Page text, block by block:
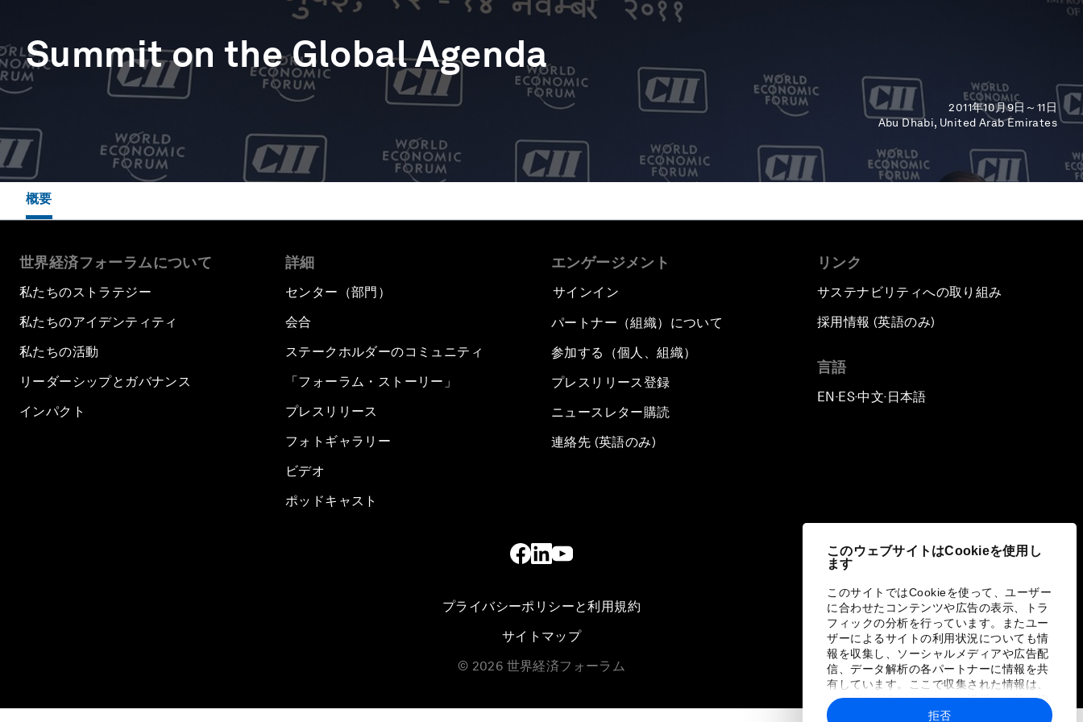
このウェブサイトはCookieを使用し
ます
このサイトではCookieを使って、ユーザー
に合わせたコンテンツや広告の表示、トラ
フィックの分析を行っています。またユー
ザーによるサイトの利用状況についても情
報を収集し、ソーシャルメディアや広告配
信、データ解析の各パートナーに情報を共
有しています。ここで収集された情報は、
ユーザーが各パートナーに提供した他の情
報や各パートナーのサービスを使用した際
拒否
Summit on the Global Agenda
2011年10月9日～11日
Abu Dhabi, United Arab Emirates
概要
世界経済フォーラムについて
私たちのストラテジー
私たちのアイデンティティ
私たちの活動
リーダーシップとガバナンス
インパクト
詳細
センター（部門）
会合
ステークホルダーのコミュニティ
「フォーラム・ストーリー」
プレスリリース
フォトギャラリー
ビデオ
ポッドキャスト
エンゲージメント
サインイン
パートナー（組織）について
参加する（個人、組織）
プレスリリース登録
ニュースレター購読
連絡先 (英語のみ)
リンク
サステナビリティへの取り組み
採用情報 (英語のみ)
言語
EN ▪ES▪中文▪ 日本語
プライバシーポリシーと利用規約
サイトマップ
© 2026 世界経済フォーラム